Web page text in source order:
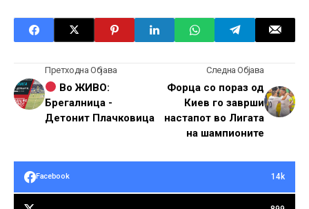
Претходна Објава
Во ЖИВО:
Брегалница -
Детонит Плачковица
Следна Објава
Форца со пораз од
Киев го заврши
настапот во Лигата
на шампионите
Facebook 14k